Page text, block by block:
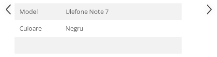
Model
Ulefone Note 7
Culoare
Negru